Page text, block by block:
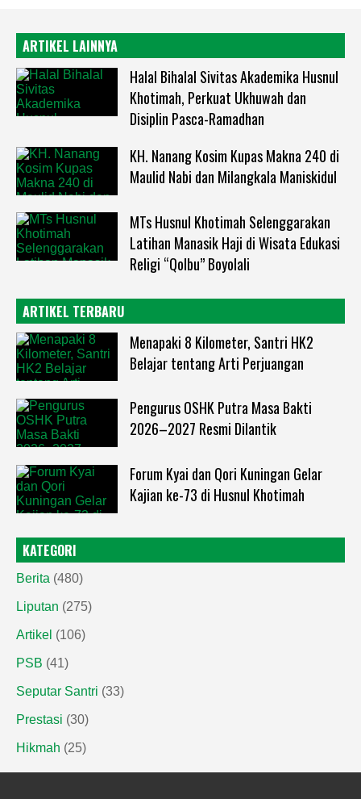
ARTIKEL LAINNYA
Halal Bihalal Sivitas Akademika Husnul
Khotimah, Perkuat Ukhuwah dan
Disiplin Pasca-Ramadhan
KH. Nanang Kosim Kupas Makna 240 di
Maulid Nabi dan Milangkala Maniskidul
MTs Husnul Khotimah Selenggarakan
Latihan Manasik Haji di Wisata Edukasi
Religi “Qolbu” Boyolali
ARTIKEL TERBARU
Menapaki 8 Kilometer, Santri HK2
Belajar tentang Arti Perjuangan
Pengurus OSHK Putra Masa Bakti
2026–2027 Resmi Dilantik
Forum Kyai dan Qori Kuningan Gelar
Kajian ke-73 di Husnul Khotimah
KATEGORI
Berita (480)
Liputan (275)
Artikel (106)
PSB (41)
Seputar Santri (33)
Prestasi (30)
Hikmah (25)